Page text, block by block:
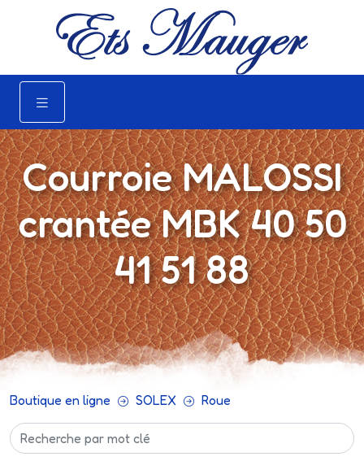
Courroie MALOSSI
crantée MBK 40 50
41 51 88
Boutique en ligne SOLEX Roue